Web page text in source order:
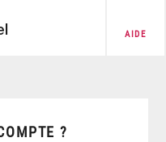
AIDE
?